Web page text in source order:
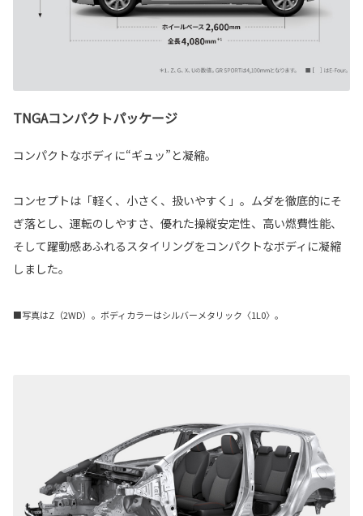
TNGAコンパクトパッケージ
コンパクトなボディに“ギュッ”と凝縮。
コンセプトは「軽く、小さく、扱いやすく」。ムダを徹底的にそ
ぎ落とし、運転のしやすさ、優れた操縦安定性、高い燃費性能、
そして躍動感あふれるスタイリングをコンパクトなボディに凝縮
しました。
■写真はZ（2WD）。ボディカラーはシルバーメタリック〈1L0〉。